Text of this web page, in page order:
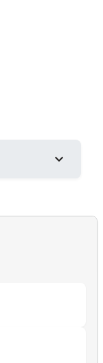
expand_more